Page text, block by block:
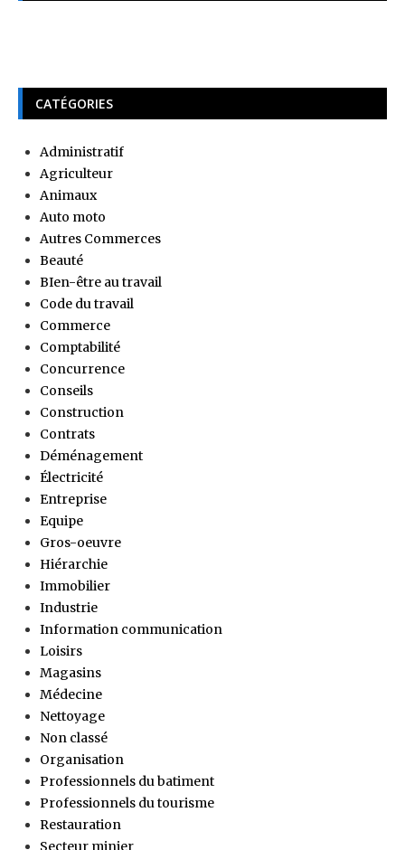
CATÉGORIES
Administratif
Agriculteur
Animaux
Auto moto
Autres Commerces
Beauté
BIen-être au travail
Code du travail
Commerce
Comptabilité
Concurrence
Conseils
Construction
Contrats
Déménagement
Électricité
Entreprise
Equipe
Gros-oeuvre
Hiérarchie
Immobilier
Industrie
Information communication
Loisirs
Magasins
Médecine
Nettoyage
Non classé
Organisation
Professionnels du batiment
Professionnels du tourisme
Restauration